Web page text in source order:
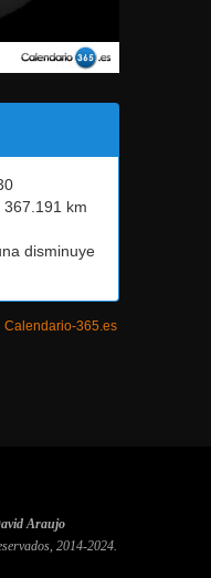
367.191 km
disminuye
Calendario-365.es
Araujo
2014-2024.